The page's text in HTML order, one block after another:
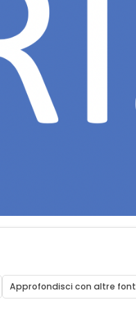
Approfondisci con altre